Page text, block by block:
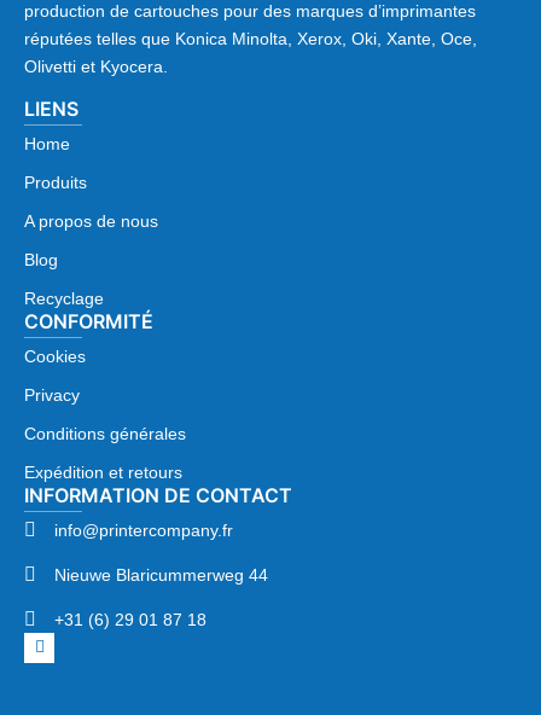
production de cartouches pour des marques d’imprimantes
réputées telles que Konica Minolta, Xerox, Oki, Xante, Oce,
Olivetti et Kyocera.
LIENS
Home
Produits
A propos de nous
Blog
Recyclage
CONFORMITÉ
Cookies
Privacy
Conditions générales
Expédition et retours
INFORMATION DE CONTACT
info@printercompany.fr
Nieuwe Blaricummerweg 44
+31 (6) 29 01 87 18